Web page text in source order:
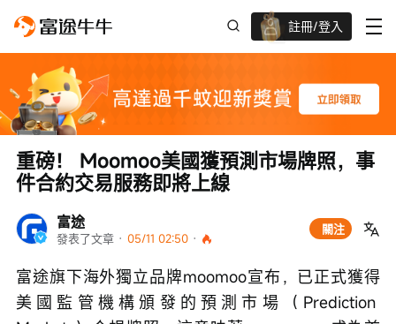
註冊/登入
迎新驚喜賞 股票/BTC等任你揀!
富途
發表了文章 · 05/11 02:50 ·
關注
重磅！ Moomoo美國獲預測市場牌照，事
件合約交易服務即將上線
富途旗下海外獨立品牌moomoo宣布，已正式獲得
美國監管機構頒發的預測市場（Prediction